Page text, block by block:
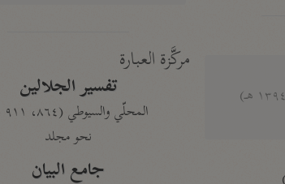
مركَّزة العبارة
تفسير الجلالين
المحلّي والسيوطي (٨٦٤، ٩١١ هـ)
نحو مجلد
جامع البيان